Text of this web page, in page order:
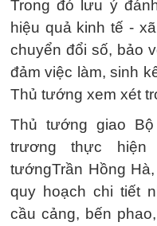
Trong đó lưu ý
hiệu quả kinh tế -
chuyển đổi số, bảo
đảm việc làm, sinh
Thủ tướng xem xét
Thủ tướng giao
trương thực
tướngTrần Hồng
quy hoạch chi tiết
cầu cảng, bến